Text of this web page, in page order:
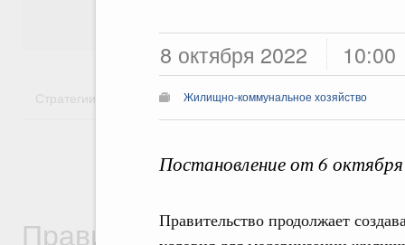
8 октября 2022 10:00
Жилищно-коммунальное хозяйство
Постановление от 6
Правительство продолжает
Государство
Стратегии Государственные программы
Правительственная